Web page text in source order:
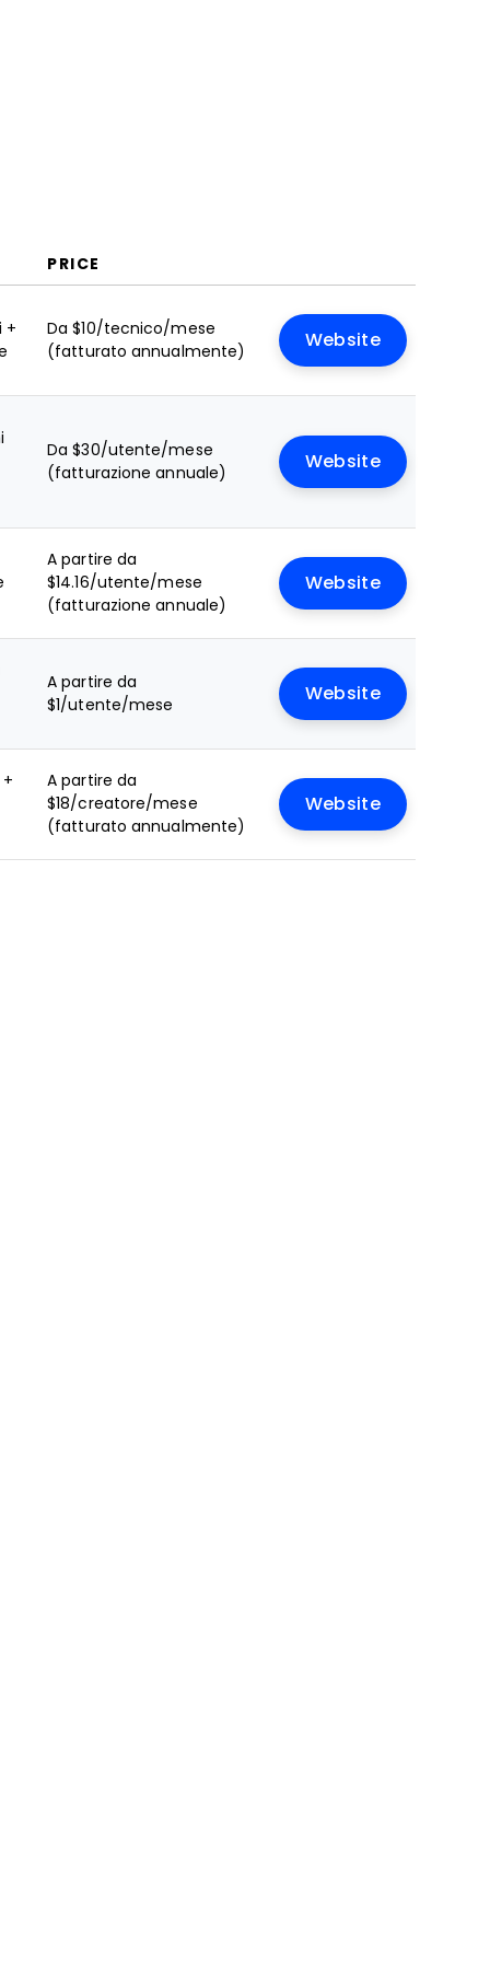
PRICE
+
Da $10/tecnico/mese
(fatturato annualmente)
Website
Da $30/utente/mese
(fatturazione annuale)
Website
A partire da
$14.16/utente/mese
(fatturazione annuale)
Website
A partire da
$1/utente/mese
Website
A partire da
$18/creatore/mese
(fatturato annualmente)
Website